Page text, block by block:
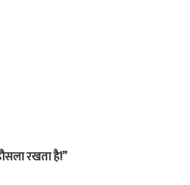
रखता है!”